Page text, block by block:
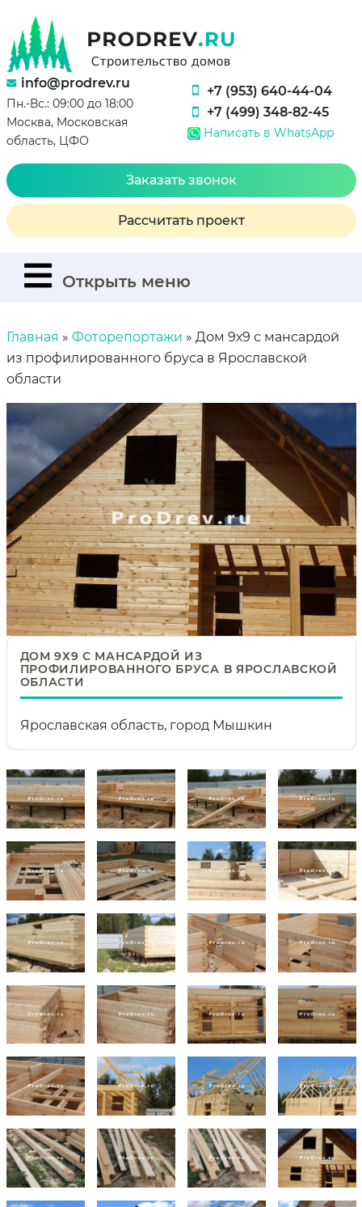
info@prodrev.ru
Пн.-Вс.: 09:00 до 18:00
Москва, Московская
область, ЦФО
+7 (953) 640-44-04
+7 (499) 348-82-45
Написать в WhatsApp
Заказать звонок
Рассчитать проект
Открыть меню
Главная » Фоторепортажи » Дом 9х9 с мансардой
из профилированного бруса в Ярославской
области
ДОМ 9Х9 С МАНСАРДОЙ ИЗ
ПРОФИЛИРОВАННОГО БРУСА В ЯРОСЛАВСКОЙ
ОБЛАСТИ
Ярославская область, город Мышкин